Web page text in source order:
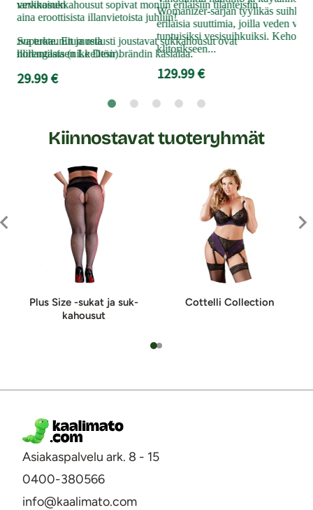
harvinainen
tuote. Etumusta
(nikkelitön).
verkkosukkahousut sopivat moniin erilaisiin tilanteisiin
aina eroottisista illanvietoista juhliin!
Superkauniit ja reilusti joustavat sukkahousut ovat
hollantilaisen Le Desir brändin käsialaa.
29.99 €
Womanizer-sarjan tyylikäs
erilaisia suuttimia, joilla veden
tuntuisiksi vesisuihkuiksi. Kehon
klitorikseen...
129.99 €
Kiinnostavat tuoteryhmät
Plus Size -sukat ja suk­
ka­hou­sut
Cot­tel­li Col­lec­tion
Asiakaspalvelu ark. 8 - 15
0400-380566
info@kaalimato.com